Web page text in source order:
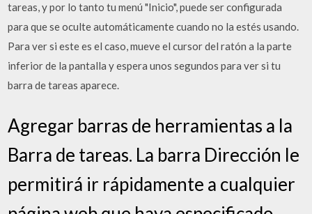
tareas, y por lo tanto tu menú "Inicio", puede ser configurada
para que se oculte automáticamente cuando no la estés usando.
Para ver si este es el caso, mueve el cursor del ratón a la parte
inferior de la pantalla y espera unos segundos para ver si tu
barra de tareas aparece.
Agregar barras de herramientas a la
Barra de tareas. La barra Dirección le
permitirá ir rápidamente a cualquier